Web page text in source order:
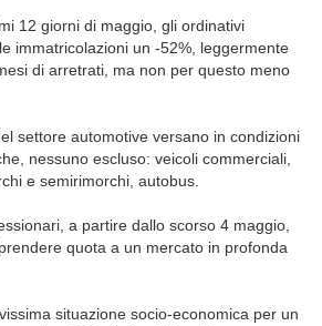
12 giorni di maggio, gli ordinativi
immatricolazioni un -52%, leggermente
di arretrati, ma non per questo meno
settore automotive versano in condizioni
nessuno escluso: veicoli commerciali,
e semirimorchi, autobus.
a partire dallo scorso 4 maggio,
quota a un mercato in profonda
situazione socio-economica per un